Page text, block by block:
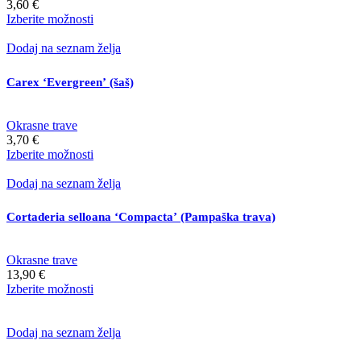
3,60 €
Izberite možnosti
ima
različic.
Možnosti
izdelka
Dodaj na seznam želja
Carex ‘Evergreen’ (šaš)
Okrasne trave
3,70 €
Izberite možnosti
ima
različic.
Možnosti
izdelka
Dodaj na seznam želja
Cortaderia selloana ‘Compacta’ (Pampaška trava)
Okrasne trave
13,90 €
Izberite možnosti
več
Dodaj na seznam želja